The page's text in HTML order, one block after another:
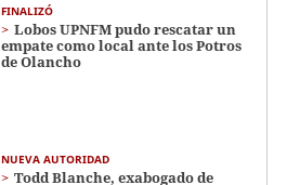
FINALIZÓ
Lobos UPNFM pudo rescatar un
empate como local ante los Potros
de Olancho
NUEVA AUTORIDAD
Todd Blanche, exabogado de